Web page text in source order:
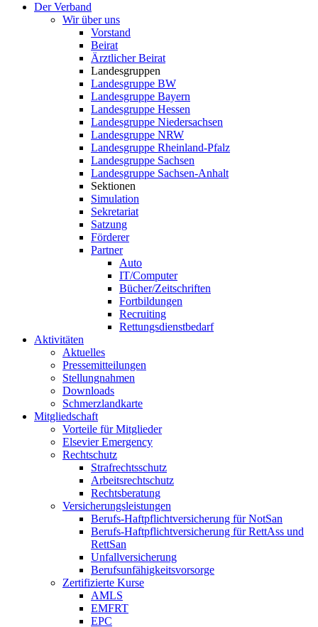
Der Verband
Wir über uns
Vorstand
Beirat
Ärztlicher Beirat
Landesgruppen
Landesgruppe BW
Landesgruppe Bayern
Landesgruppe Hessen
Landesgruppe Niedersachsen
Landesgruppe NRW
Landesgruppe Rheinland-Pfalz
Landesgruppe Sachsen
Landesgruppe Sachsen-Anhalt
Sektionen
Simulation
Sekretariat
Satzung
Förderer
Partner
Auto
IT/Computer
Bücher/Zeitschriften
Fortbildungen
Recruiting
Rettungsdienstbedarf
Aktivitäten
Aktuelles
Pressemitteilungen
Stellungnahmen
Downloads
Schmerzlandkarte
Mitgliedschaft
Vorteile für Mitglieder
Elsevier Emergency
Rechtschutz
Strafrechtsschutz
Arbeitsrechtschutz
Rechtsberatung
Versicherungsleistungen
Berufs-Haftpflichtversicherung für NotSan
Berufs-Haftpflichtversicherung für RettAss und
RettSan
Unfallversicherung
Berufsunfähigkeitsvorsorge
Zertifizierte Kurse
AMLS
EMFRT
EPC